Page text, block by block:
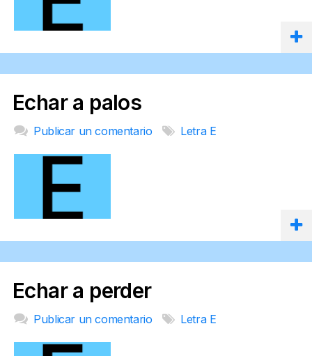
Echar a palos
Publicar un comentario Letra E
Echar a perder
Publicar un comentario Letra E